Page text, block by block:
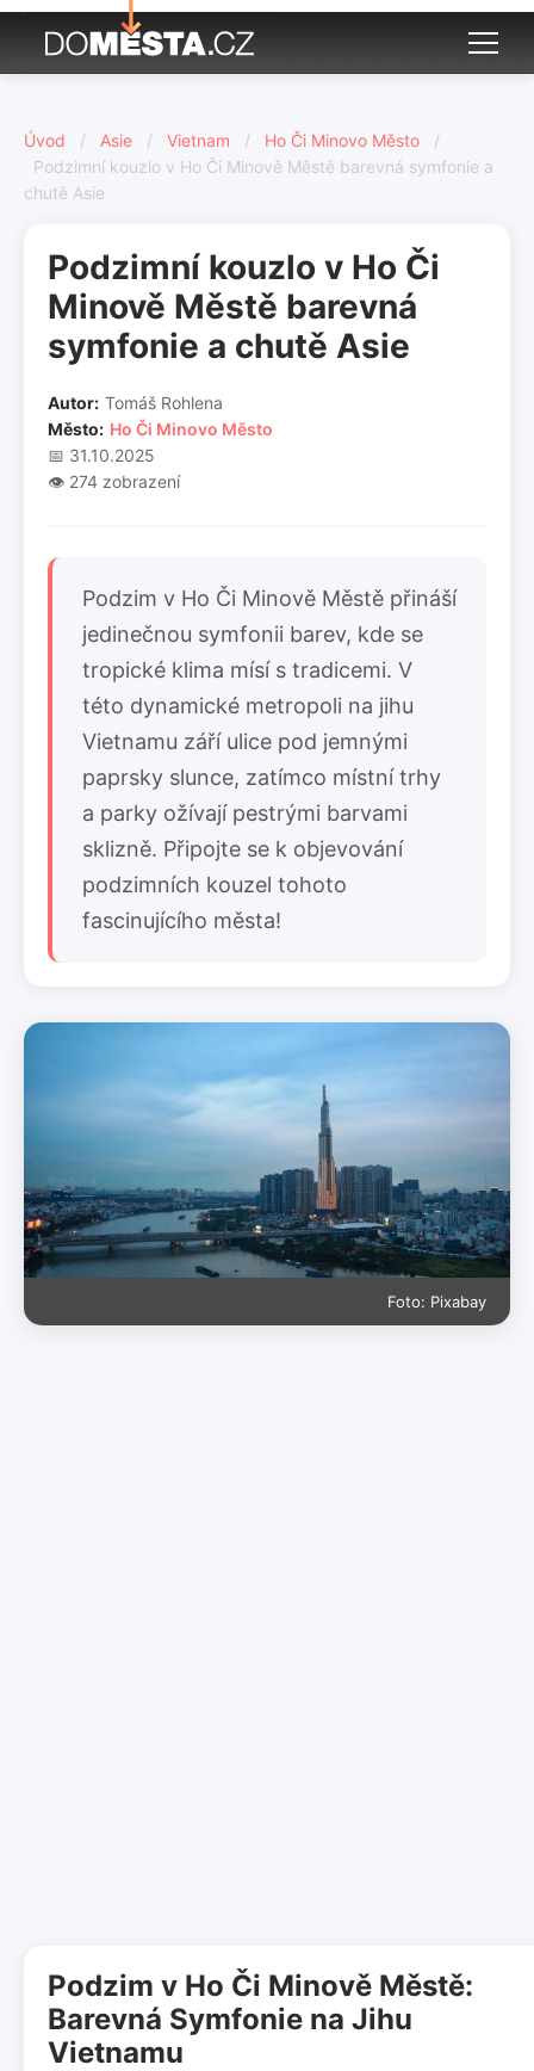
Úvod / Asie / Vietnam / Ho Či Minovo Město
/
Podzimní kouzlo v Ho Či Minově Městě barevná symfonie a
chutě Asie
Podzimní kouzlo v Ho Či
Minově Městě barevná
symfonie a chutě Asie
Autor: Tomáš Rohlena
Město: Ho Či Minovo Město
📅 31.10.2025
👁️ 274 zobrazení
Podzim v Ho Či Minově Městě přináší
jedinečnou symfonii barev, kde se
tropické klima mísí s tradicemi. V
této dynamické metropoli na jihu
Vietnamu září ulice pod jemnými
paprsky slunce, zatímco místní trhy
a parky ožívají pestrými barvami
sklizně. Připojte se k objevování
podzimních kouzel tohoto
fascinujícího města!
Foto: Pixabay
Podzim v Ho Či Minově Městě:
Barevná Symfonie na Jihu
Vietnamu